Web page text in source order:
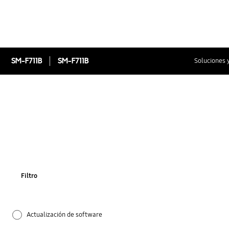
SM-F711B SM-F711B Soluciones
Filtro
Actualización de software